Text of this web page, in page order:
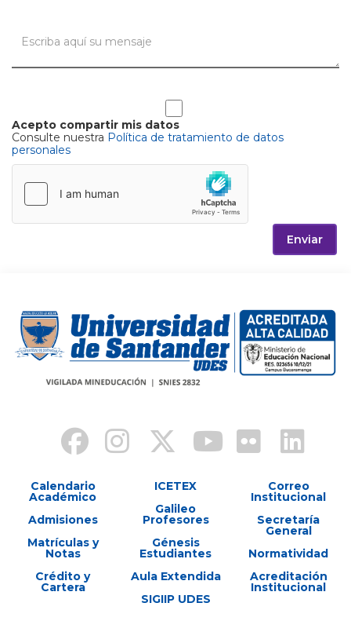
Acepto compartir mis datos
Consulte nuestra Política de tratamiento de datos
personales
Enviar
Calendario
Académico
Admisiones
Matrículas y
Notas
Crédito y
Cartera
ICETEX
Galileo
Profesores
Génesis
Estudiantes
Aula Extendida
SIGIIP UDES
Correo
Institucional
Secretaría
General
Normatividad
Acreditación
Institucional